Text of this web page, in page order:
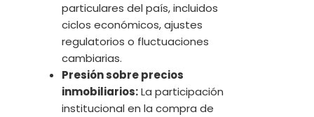
particulares del país, incluidos
ciclos económicos, ajustes
regulatorios o fluctuaciones
cambiarias.
Presión sobre precios
inmobiliarios:La participación
institucional en la compra de